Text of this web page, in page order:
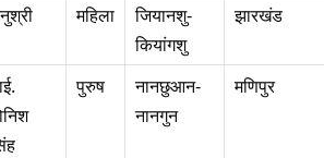
महिला
जियानशु-
कियांगशु
झारखंड
पुरुष
नानछुआन-
नानगुन
मणिपुर